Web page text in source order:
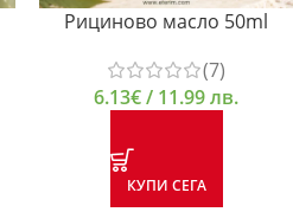
Рициново масло 50ml
(7)
6.13€/ 11.99 лв.
КУПИ СЕГА